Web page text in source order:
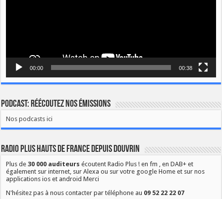
00:00 00:38
Podcast: Réécoutez nos émissions
Nos podcasts ici
Radio Plus Hauts de France depuis Douvrin
Plus de30 000 auditeurs écoutent Radio Plus ! en fm , en DAB+ et
également sur internet, sur Alexa ou sur votre google Home et sur nos
applications ios et android Merci
N'hésitez pas à nous contacter par téléphone au 09 52 22 22 07